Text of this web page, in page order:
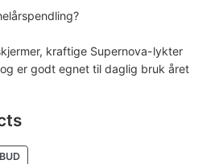
kraftige Supernova-lykter
er godt egnet til daglig bruk året
PRODUKT